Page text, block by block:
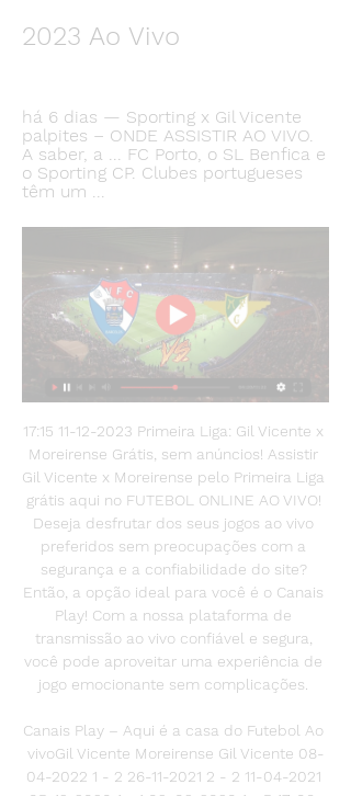
2023 Ao Vivo
há 6 dias — Sporting x Gil Vicente
palpites – ONDE ASSISTIR AO VIVO.
A saber, a ... FC Porto, o SL Benfica e
o Sporting CP. Clubes portugueses
têm um ...
17:15 11-12-2023 Primeira Liga: Gil Vicente x
Moreirense Grátis, sem anúncios! Assistir
Gil Vicente x Moreirense pelo Primeira Liga
grátis aqui no FUTEBOL ONLINE AO VIVO!
Deseja desfrutar dos seus jogos ao vivo
preferidos sem preocupações com a
segurança e a confiabilidade do site?
Então, a opção ideal para você é o Canais
Play! Com a nossa plataforma de
transmissão ao vivo confiável e segura,
você pode aproveitar uma experiência de
jogo emocionante sem complicações.
Canais Play – Aqui é a casa do Futebol Ao
vivoGil Vicente Moreirense Gil Vicente 08-
04-2022 1 - 2 26-11-2021 2 - 2 11-04-2021